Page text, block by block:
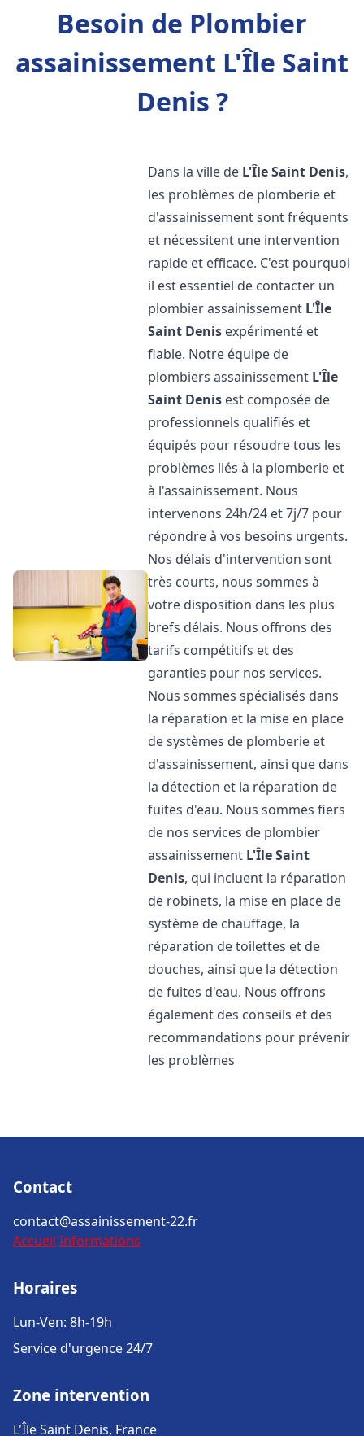
Besoin de Plombier
assainissement L'Île Saint
Denis ?
Dans la ville de L'Île Saint Denis,
les problèmes de plomberie et
d'assainissement sont fréquents
et nécessitent une intervention
rapide et efficace. C'est pourquoi
il est essentiel de contacter un
plombier assainissement L'Île
Saint Denis expérimenté et
fiable. Notre équipe de
plombiers assainissement L'Île
Saint Denis est composée de
professionnels qualifiés et
équipés pour résoudre tous les
problèmes liés à la plomberie et
à l'assainissement. Nous
intervenons 24h/24 et 7j/7 pour
répondre à vos besoins urgents.
Nos délais d'intervention sont
très courts, nous sommes à
votre disposition dans les plus
brefs délais. Nous offrons des
tarifs compétitifs et des
garanties pour nos services.
Nous sommes spécialisés dans
la réparation et la mise en place
de systèmes de plomberie et
d'assainissement, ainsi que dans
la détection et la réparation de
fuites d'eau. Nous sommes fiers
de nos services de plombier
assainissement L'Île Saint
Denis, qui incluent la réparation
de robinets, la mise en place de
système de chauffage, la
réparation de toilettes et de
douches, ainsi que la détection
de fuites d'eau. Nous offrons
également des conseils et des
recommandations pour prévenir
les problèmes
Contact
contact@assainissement-22.fr
Accueil Informations
Horaires
Lun-Ven: 8h-19h
Service d'urgence 24/7
Zone intervention
L'Île Saint Denis, France